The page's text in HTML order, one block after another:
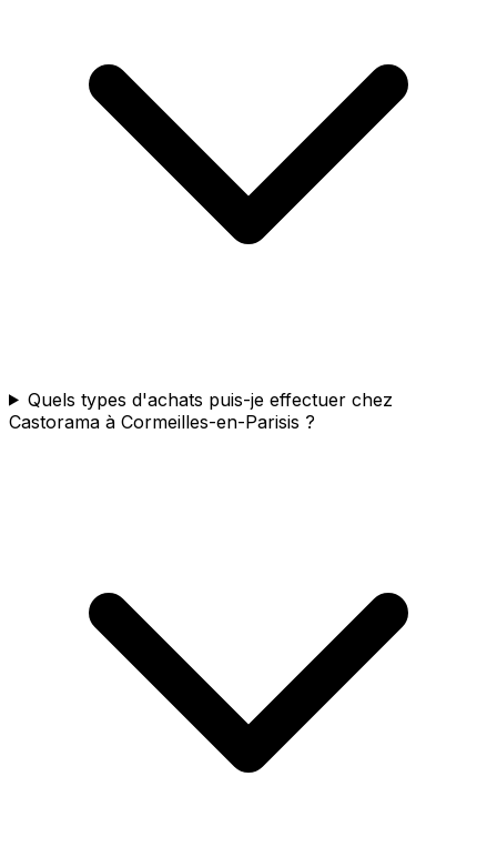
Quels types d'achats puis-je effectuer chez
Castorama à Cormeilles-en-Parisis ?